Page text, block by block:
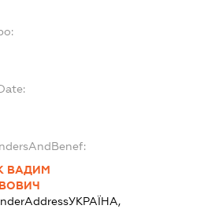
ВАДИМ
УКРАЇНА,